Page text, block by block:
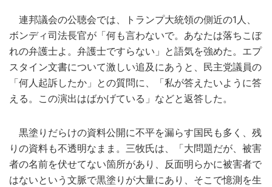
連邦議会の公聴会では、トランプ大統領の側近の1人、
ボンディ司法長官が「何も言わないで。あなたは落ちこぼ
れの弁護士よ。弁護士ですらない」と語気を強めた。エプ
スタイン文書について激しい追及にあうと、民主党議員の
「何人起訴したか」との質問に、「私が答えたいように答
える。この演出はばかげている」などと返答した。
黒塗りだらけの資料公開に不平を漏らす国民も多く、残
りの資料も不透明なまま。三牧氏は、「大問題だが、被害
者の名前を伏せてない箇所があり、反面明らかに被害者で
はないという文脈で黒塗りが大量にあり、そこで憶測を生